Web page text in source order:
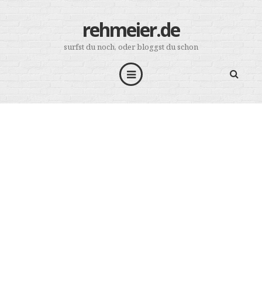
rehmeier.de
surfst du noch, oder bloggst du schon